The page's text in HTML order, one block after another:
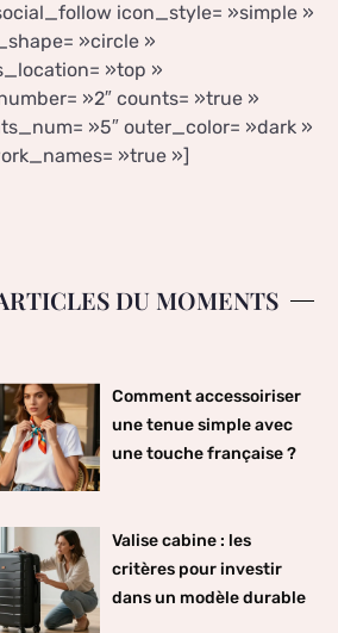
icon_style= »simple »
»circle »
»top »
»2″ counts= »true »
»5″ outer_color= »dark »
»true »]
DU MOMENTS
Comment accessoiriser
une tenue simple avec
une touche française ?
Valise cabine : les
critères pour investir
dans un modèle durable